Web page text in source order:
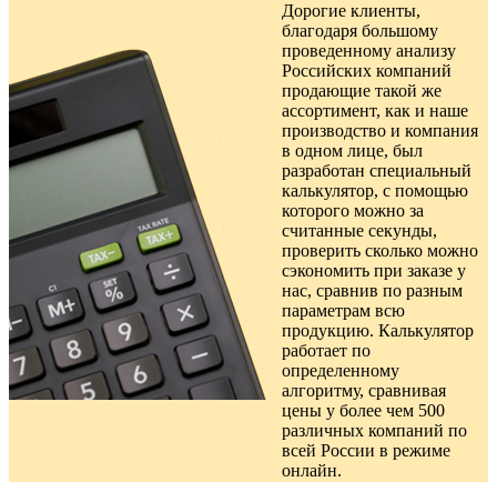
Дорогие клиенты,
благодаря большому
проведенному анализу
Российских компаний
продающие такой же
ассортимент, как и наше
производство и компания
в одном лице, был
разработан специальный
калькулятор, с помощью
которого можно за
считанные секунды,
проверить сколько можно
сэкономить при заказе у
нас, сравнив по разным
параметрам всю
продукцию. Калькулятор
работает по
определенному
алгоритму, сравнивая
цены у более чем 500
различных компаний по
всей России в режиме
онлайн.